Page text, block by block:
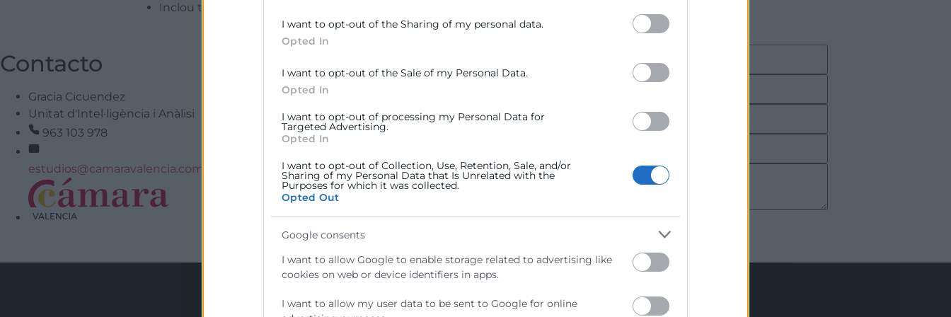
I want to opt-out of the Sharing of my personal data.
Opted In
I want to opt-out of the Sale of my Personal Data.
Opted In
I want to opt-out of processing my Personal Data for
Targeted Advertising.
Opted In
I want to opt-out of Collection, Use, Retention, Sale, and/or
Sharing of my Personal Data that Is Unrelated with the
Purposes for which it was collected.
Opted Out
Google consents
I want to allow Google to enable storage related to advertising like
cookies on web or device identifiers in apps.
I want to allow my user data to be sent to Google for online
Inclou també Info flaix, el Butlletí d’Informació Europea, que es publica diàriament
Contacto
Gracia Cicuendez
Unitat d'Intel·ligència i Anàlisi
963 103 978
estudios@camaravalencia.com